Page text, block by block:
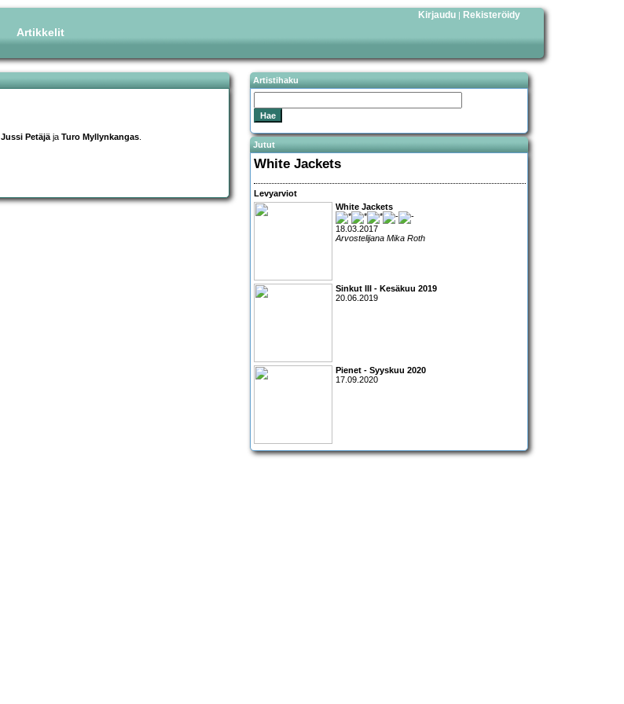
Artikkelit
Kirjaudu | Rekisteröidy
Jussi Petäjäja Turo Myllynkangas.
Artistihaku
Jutut
White Jackets
Levyarviot
White Jackets
18.03.2017
Arvostelijana Mika Roth
Sinkut III - Kesäkuu 2019
20.06.2019
Pienet - Syyskuu 2020
17.09.2020